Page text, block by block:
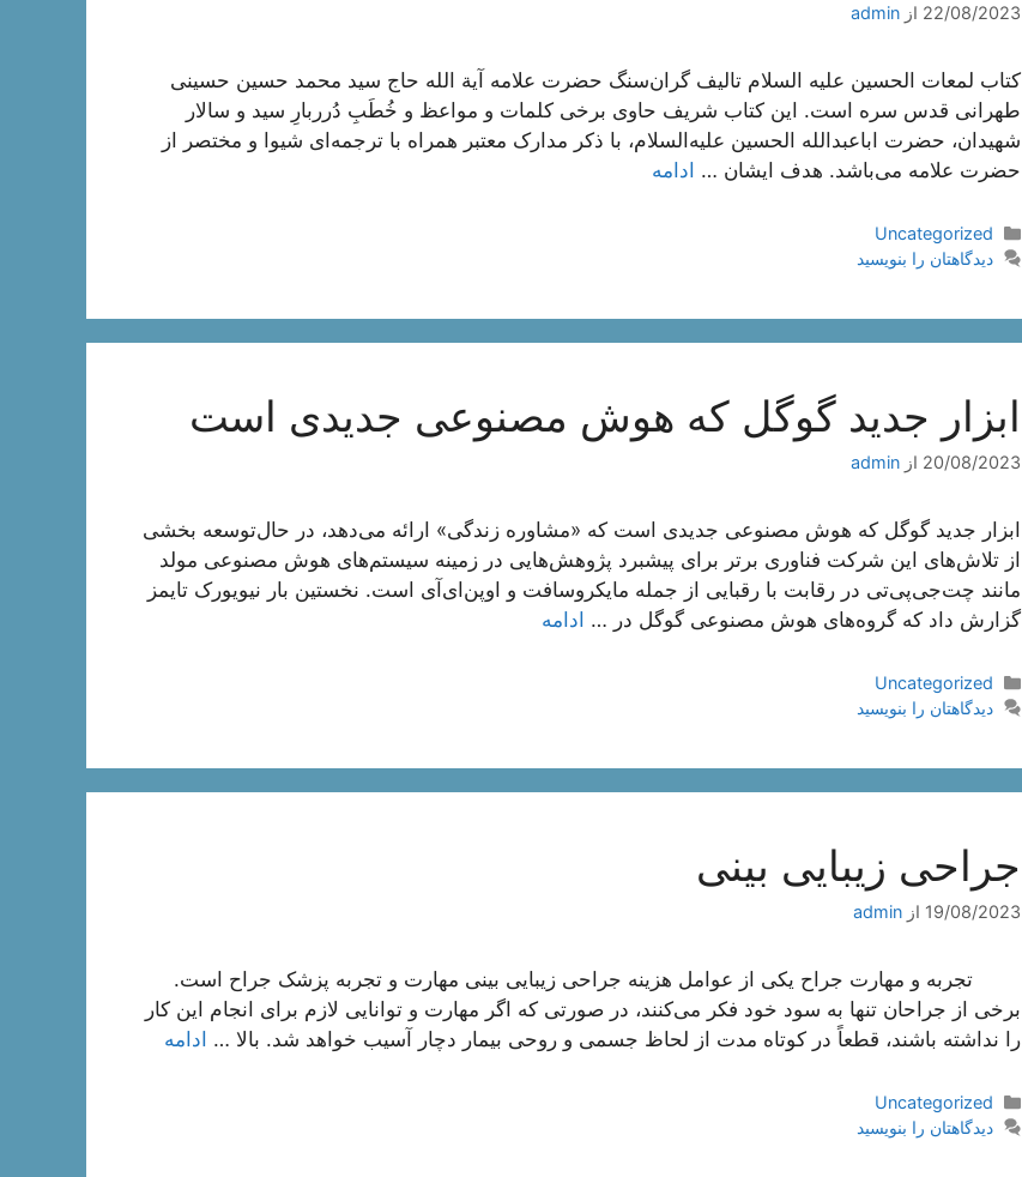
22/08/2023 از admin
کتاب لمعات الحسین علیه السلام تالیف گران‌سنگ حضرت علامه آیة الله حاج سید محمد حسین حسینی
طهرانی قدس سره است. این کتاب شریف حاوی برخی کلمات و مواعظ و خُطَبِ دُرربارِ سید و سالار
شهیدان، حضرت اباعبدالله الحسین علیه‌السلام، با ذکر مدارک معتبر همراه با ترجمه‌ای شیوا و مختصر از
حضرت علامه می‌باشد. هدف ایشان … ادامه
دسته‌ها
Uncategorized
دیدگاهتان را بنویسید
ابزار جدید گوگل که هوش مصنوعی جدیدی است
20/08/2023 از admin
ابزار جدید گوگل که هوش مصنوعی جدیدی است که «مشاوره زندگی» ارائه می‌دهد، در حال‌توسعه بخشی
از تلاش‌های این شرکت فناوری برتر برای پیشبرد پژوهش‌هایی در زمینه سیستم‌های هوش مصنوعی مولد
مانند چت‌جی‌پی‌تی در رقابت با رقبایی از جمله مایکروسافت و اوپن‌ای‌آی است. نخستین بار نیویورک تایمز
گزارش داد که گروه‌های هوش مصنوعی گوگل در … ادامه
دسته‌ها
Uncategorized
دیدگاهتان را بنویسید
جراحی زیبایی بینی
19/08/2023 از admin
تجربه و مهارت جراح یکی از عوامل هزینه جراحی زیبایی بینی مهارت و تجربه پزشک جراح است.
برخی از جراحان تنها به سود خود فکر می‌کنند، در صورتی که اگر مهارت و توانایی لازم برای انجام این کار
را نداشته باشند، قطعاً در کوتاه مدت از لحاظ جسمی و روحی بیمار دچار آسیب خواهد شد. بالا … ادامه
دسته‌ها
Uncategorized
دیدگاهتان را بنویسید